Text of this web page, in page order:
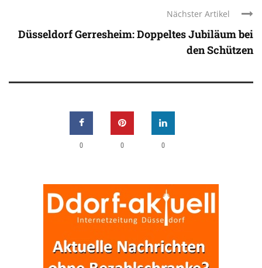
Nächster Artikel
Düsseldorf Gerresheim: Doppeltes Jubiläum bei
den Schützen
0 0 0